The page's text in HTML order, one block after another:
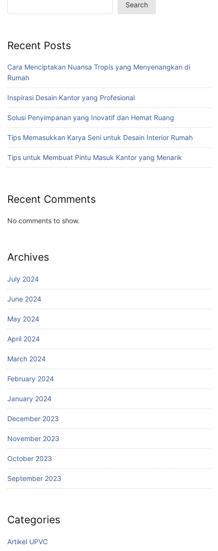
Search
Recent Posts
Cara Menciptakan Nuansa Tropis yang Menyenangkan di
Rumah
Inspirasi Desain Kantor yang Profesional
Solusi Penyimpanan yang Inovatif dan Hemat Ruang
Tips Memasukkan Karya Seni untuk Desain Interior Rumah
Tips untuk Membuat Pintu Masuk Kantor yang Menarik
Recent Comments
No comments to show.
Archives
July 2024
June 2024
May 2024
April 2024
March 2024
February 2024
January 2024
December 2023
November 2023
October 2023
September 2023
Categories
Artikel UPVC